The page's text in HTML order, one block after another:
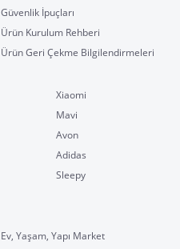
Güvenlik İpuçları
Ürün Kurulum Rehberi
Ürün Geri Çekme Bilgilendirmeleri
Xiaomi
Mavi
Avon
Adidas
Sleepy
Ev, Yaşam, Yapı Market